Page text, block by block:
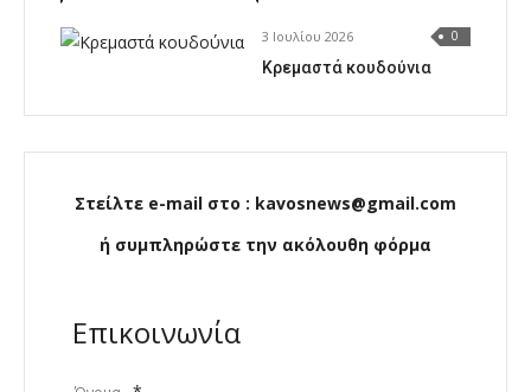
3 Ιουλίου 2026 0
Κρεμαστά κουδούνια
Στείλτε e-mail στο : kavosnews@gmail.com
ή συμπληρώστε την ακόλουθη φόρμα
Επικοινωνία